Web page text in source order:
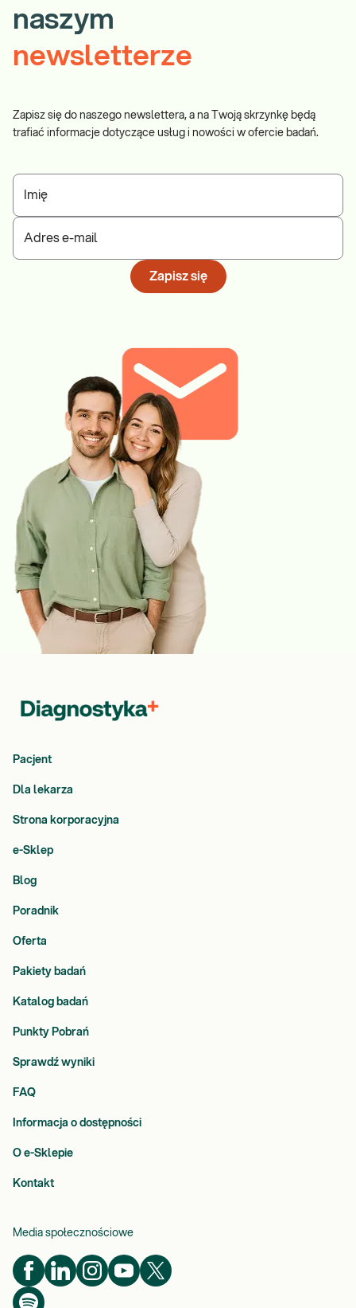
naszym
newsletterze
Zapisz się do naszego newslettera, a na Twoją skrzynkę będą
trafiać informacje dotyczące usług i nowości w ofercie badań.
Imię
Adres e-mail
Zapisz się
Pacjent
Dla lekarza
Strona korporacyjna
e-Sklep
Blog
Poradnik
Oferta
Pakiety badań
Katalog badań
Punkty Pobrań
Sprawdź wyniki
FAQ
Informacja o dostępności
O e-Sklepie
Kontakt
Media społecznościowe